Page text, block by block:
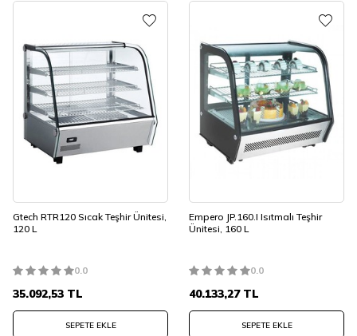
Gtech RTR120 Sıcak Teşhir Ünitesi,
120 L
0.0
35.092,53 TL
SEPETE EKLE
Empero JP.160.I Isıtmalı Teşhir
Ünitesi, 160 L
0.0
40.133,27TL
SEPETE EKLE